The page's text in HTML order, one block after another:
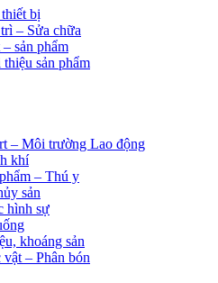
bị
– Sửa chữa
sản phẩm
sản phẩm
– Môi trường Lao động
khí
– Thú y
sản
hình sự
khoáng sản
– Phân bón